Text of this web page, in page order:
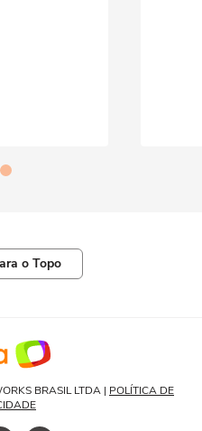
o Topo
BRASIL LTDA | POLÍTICA DE